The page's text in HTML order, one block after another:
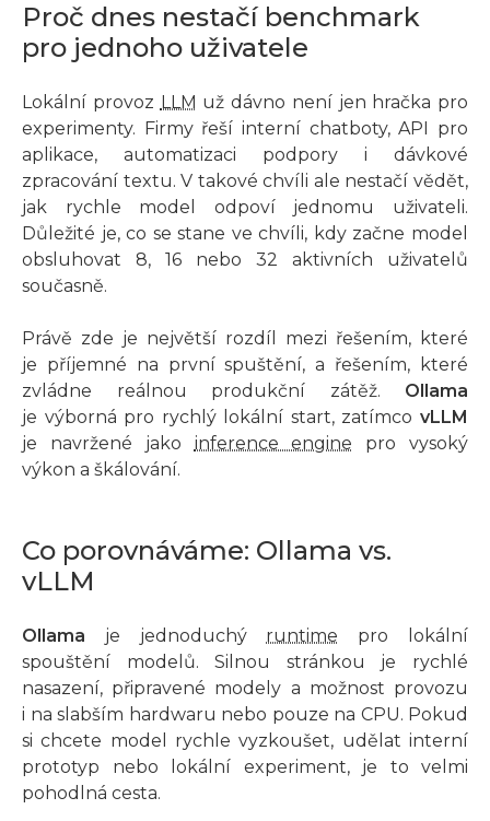
Proč dnes nestačí benchmark
pro jednoho uživatele
Lokální provoz LLM už dávno není jen hračka pro
experimenty. Firmy řeší interní chatboty, API pro
aplikace, automatizaci podpory i dávkové
zpracování textu. V takové chvíli ale nestačí vědět,
jak rychle model odpoví jednomu uživateli.
Důležité je, co se stane ve chvíli, kdy začne model
obsluhovat 8, 16 nebo 32 aktivních uživatelů
současně.
Právě zde je největší rozdíl mezi řešením, které
je příjemné na první spuštění, a řešením, které
zvládne reálnou produkční zátěž. Ollama
je výborná pro rychlý lokální start, zatímco vLLM
je navržené jako inference engine pro vysoký
výkon a škálování.
Co porovnáváme: Ollama vs.
vLLM
Ollama je jednoduchý runtime pro lokální
spouštění modelů. Silnou stránkou je rychlé
nasazení, připravené modely a možnost provozu
i na slabším hardwaru nebo pouze na CPU. Pokud
si chcete model rychle vyzkoušet, udělat interní
prototyp nebo lokální experiment, je to velmi
pohodlná cesta.